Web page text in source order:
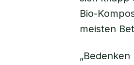
Bio-
meisten